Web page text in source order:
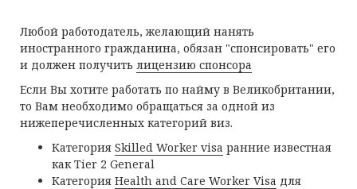
Любой работодатель, желающий нанять
иностранного гражданина, обязан "спонсировать" его
и должен получить лицензию спонсора
Если Вы хотите работать по найму в Великобритании,
то Вам необходимо обращаться за одной из
нижеперечисленных категорий виз.
Категория Skilled Worker visa ранние известная
как Тier 2 General
Категория Health and Care Worker Visa для